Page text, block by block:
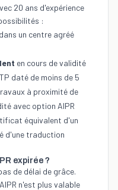
20 ans d'expérience
:
dans un centre agréé
en cours de validité
daté de moins de 5
à proximité de
avec option AIPR
équivalent d'un
d'une traduction
expirée ?
de délai de grâce.
n'est plus valable